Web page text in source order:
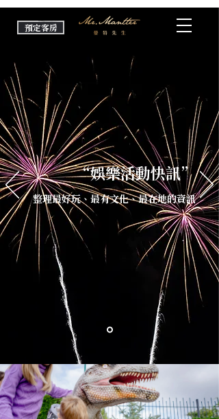
預定客房
“娛樂活動快訊”
整理最好玩、最有文化、最在地的資訊